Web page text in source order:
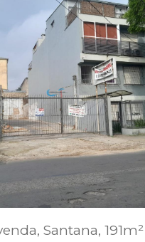
Santana, 191m²